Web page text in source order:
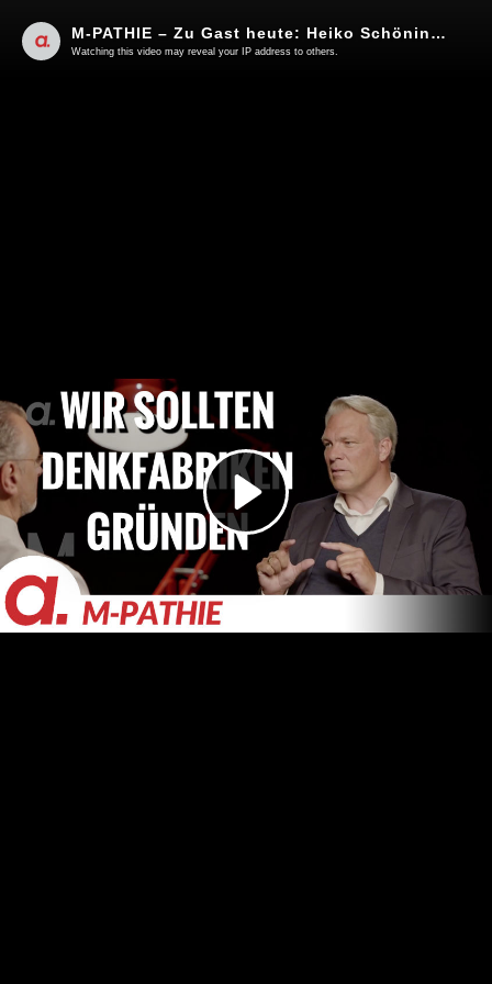
Play
Video
M-PATHIE – Zu Gast heute: Heiko Schöning „Wir sollten Denkfabriken gründen”
Watching this video may reveal your IP address to others.